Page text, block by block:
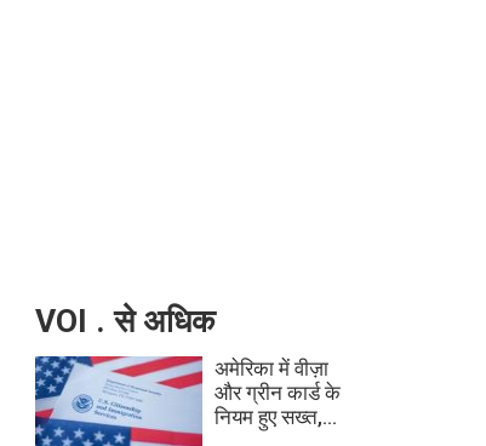
VOI . से अधिक
अमेरिका में वीज़ा
और ग्रीन कार्ड के
नियम हुए सख्त,...